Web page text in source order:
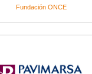
Fundación ONCE